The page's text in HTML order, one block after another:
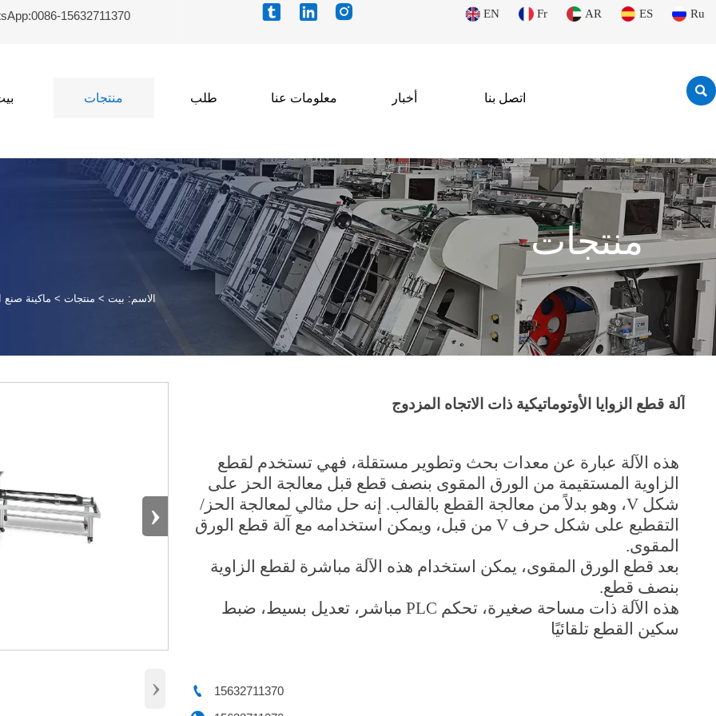
15632711370    EN Fr AR ES Ru
منتجات طلب معلومات عنا أخبار اتصل بنا 
منتجات
الاسم: بيت> منتجات> ماكينة صنع
›
›
آلة قطع الزوايا الأوتوماتيكية ذات الاتجاه المزدوج
هذه الآلة عبارة عن معدات بحث وتطوير مستقلة، فهي تستخدم لقطع
الزاوية المستقيمة من الورق المقوى بنصف قطع قبل معالجة الحز على
شكل V، وهو بدلاً من معالجة القطع بالقالب. إنه حل مثالي لمعالجة الحز/
التقطيع على شكل حرف V من قبل، ويمكن استخدامه مع آلة قطع الورق
المقوى.
بعد قطع الورق المقوى، يمكن استخدام هذه الآلة مباشرة لقطع الزاوية
بنصف قطع.
هذه الآلة ذات مساحة صغيرة، تحكم PLC مباشر، تعديل بسيط، ضبط
سكين القطع تلقائيًا
 15632711370